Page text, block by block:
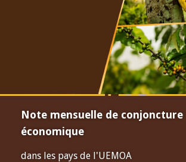
Note mensuelle de conjoncture
économique
dans les pays de l'UEMOA